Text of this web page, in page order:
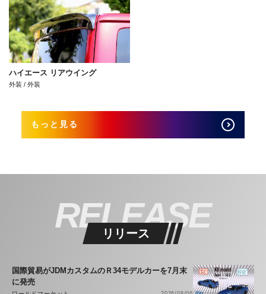
ハイエース リアウイング
外装 / 外装
もっと見る
RELEASE
リリース
国際貿易がJDMカスタムのＲ34モデルカーを7月末
に発売